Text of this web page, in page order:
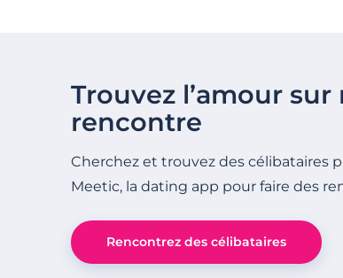
Trouvez l’amour
rencontre
Cherchez et trouvez des célibataires
Meetic, la dating app pour faire des
Rencontrez des célibataires